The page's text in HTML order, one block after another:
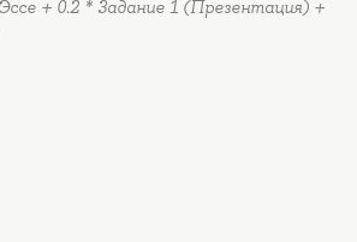
+ 0.2 * Задание 1 (Презентация) +